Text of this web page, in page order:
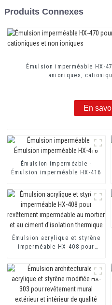
Produits Connexes
Émulsion imperméable HX-
anioniques,
En
Émulsion imperméable -
Émulsion imperméable HX-416
Émulsion acrylique et styrène
imperméable HX-408 pour
mortier et au ciment
d'isolation thermique